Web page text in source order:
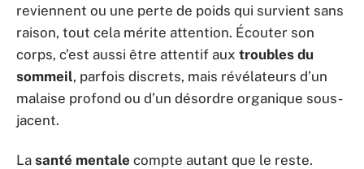
reviennent ou une perte de poids qui survient sans
raison, tout cela mérite attention. Écouter son
corps, c’est aussi être attentif aux troubles du
sommeil, parfois discrets, mais révélateurs d’un
malaise profond ou d’un désordre organique sous-
jacent.
La santé mentale compte autant que le reste.